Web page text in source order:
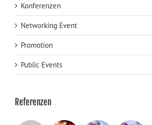
Konferenzen
Networking Event
Promotion
Public Events
Referenzen